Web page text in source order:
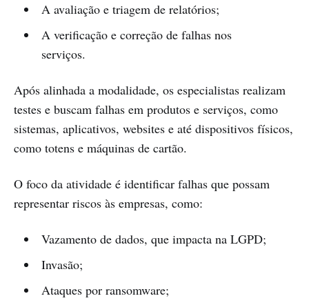
A avaliação e triagem de relatórios;
A verificação e correção de falhas nos
serviços.
Após alinhada a modalidade, os especialistas realizam
testes e buscam falhas em produtos e serviços, como
sistemas, aplicativos, websites e até dispositivos físicos,
como totens e máquinas de cartão.
O foco da atividade é identificar falhas que possam
representar riscos às empresas, como:
Vazamento de dados, que impacta na LGPD;
Invasão;
Ataques por ransomware;